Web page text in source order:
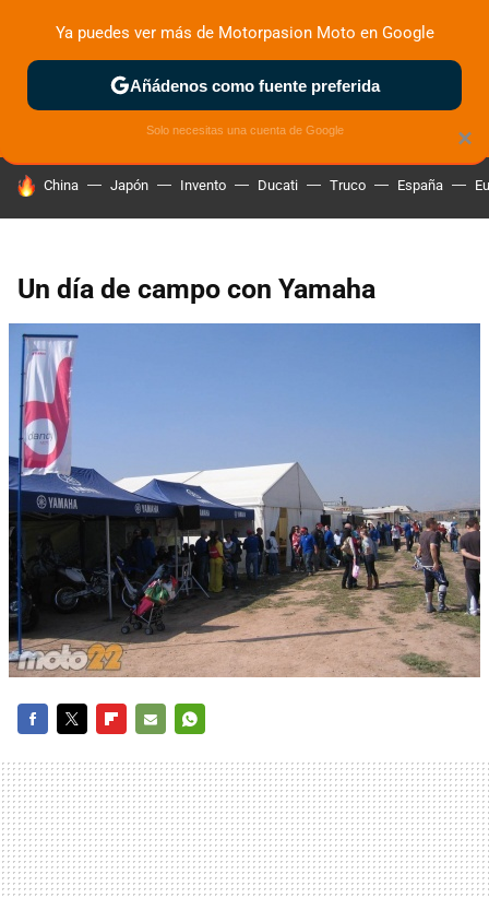
ZONA DE PRUEBAS DEPORTIVAS MOTOS ELÉCTRICAS
HOY SE HABLA DE
China Japón Invento Ducati Truco España
Un día de campo con Yamaha
MAIL
×
Ya puedes ver más de Motorpasion Moto en Google
Añádenos como fuente preferida
Solo necesitas una cuenta de Google